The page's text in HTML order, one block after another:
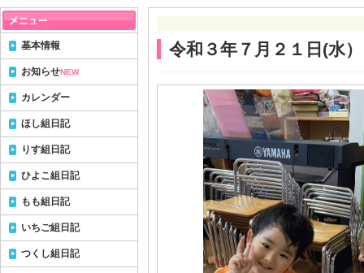
令和３年７月２１日(水）
基本情報
お知らせNEW
カレンダー
ほし組日記
りす組日記
ひよこ組日記
もも組日記
いちご組日記
つくし組日記